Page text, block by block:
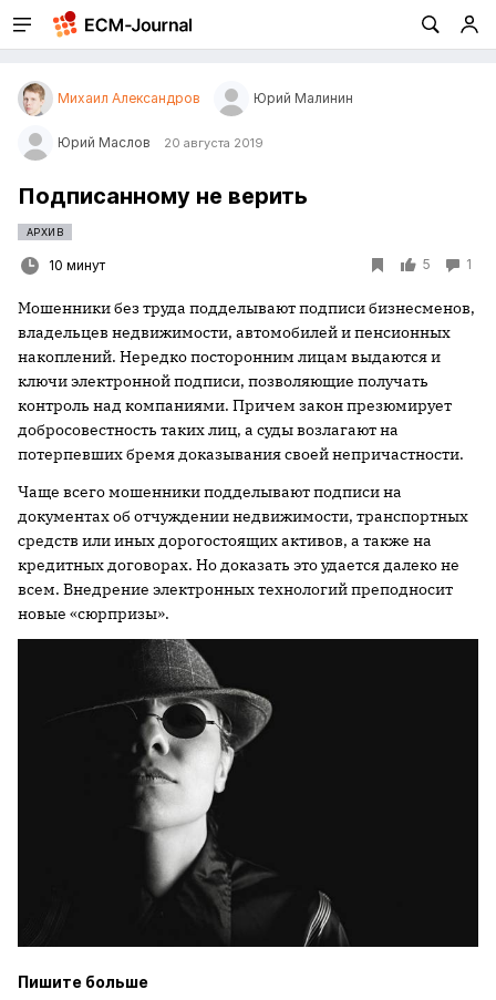
Михаил Александров Юрий Малинин
Юрий Маслов 20 августа 2019
Подписанному не верить
АРХИВ
10 минут 5 1
Мошенники без труда подделывают подписи бизнесменов,
владельцев недвижимости, автомобилей и пенсионных
накоплений. Нередко посторонним лицам выдаются и
ключи электронной подписи, позволяющие получать
контроль над компаниями. Причем закон презюмирует
добросовестность таких лиц, а суды возлагают на
потерпевших бремя доказывания своей непричастности.
Чаще всего мошенники подделывают подписи на
документах об отчуждении недвижимости, транспортных
средств или иных дорогостоящих активов, а также на
кредитных договорах. Но доказать это удается далеко не
всем. Внедрение электронных технологий преподносит
новые «сюрпризы».
Пишите больше